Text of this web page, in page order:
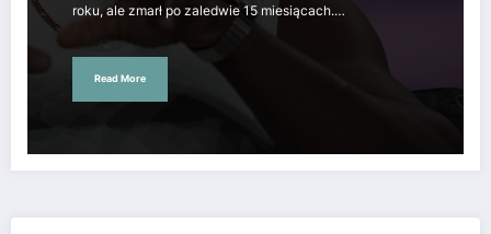
roku, ale zmarł po zaledwie 15 miesiącach.…
Read More